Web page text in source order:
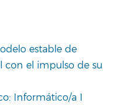
estable de
el impulso de su
Informático/a I